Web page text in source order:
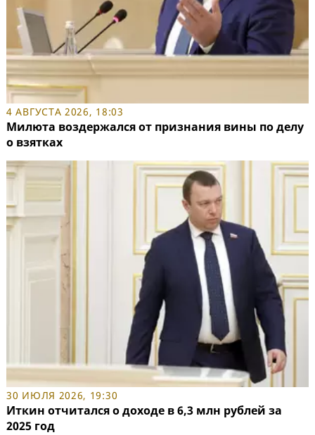
4 АВГУСТА 2026, 18:03
Милюта воздержался от признания вины по делу
о взятках
30 ИЮЛЯ 2026, 19:30
Иткин отчитался о доходе в 6,3 млн рублей за
2025 год